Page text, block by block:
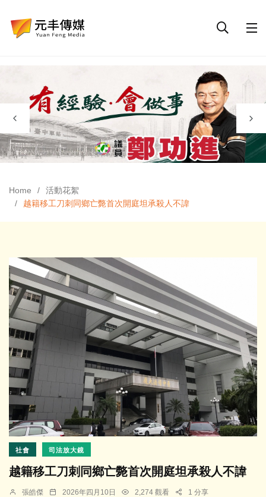
Home
活動花絮
越籍移工刀刺同鄉亡斃首次開庭坦承殺人不諱
社會 司法放大鏡
越籍移工刀刺同鄉亡斃首次開庭坦承殺人不諱
張皓傑 2026年四月10日 2,274 觀看 1 分享